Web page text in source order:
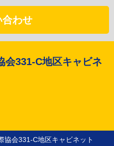
合わせ
会331-C地区キャビネ
会331-C地区キャビネット